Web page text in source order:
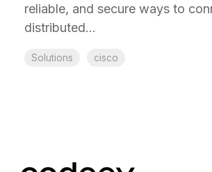
reliable, and secure ways to
distributed...
Solutions cisco